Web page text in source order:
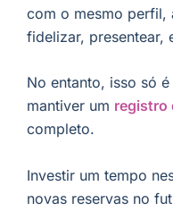
com o mesmo perfil,
fidelizar, presentear,
No entanto, isso só
mantiver um registro
completo.
Investir um tempo
novas reservas no